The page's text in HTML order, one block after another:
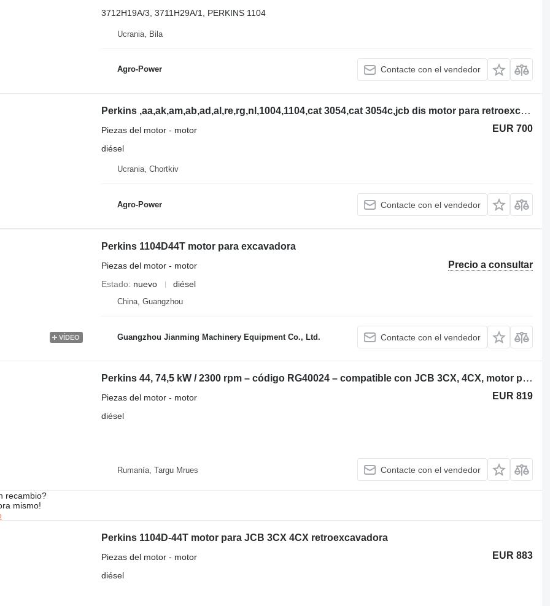
3712H19A/3, 3711H29A/1, PERKINS 1104
Ucrania, Bila
Agro-Power Contacte con el vendedor
Perkins ,aa,ak,am,ab,ad,al,re,rg,nl,1004,1104,cat 3054,cat 3054c,jcb dis motor para retroexcavadora
EUR 700
Piezas del motor - motor
diésel
Ucrania, Chortkiv
Agro-Power Contacte con el vendedor
VÍDEO
Perkins 1104D44T motor para excavadora
Precio a consultar
Piezas del motor - motor
Estado
nuevo diésel
China, Guangzhou
Guangzhou Jianming Machinery Equipment Co., Ltd. Contacte con el vendedor
Perkins 44, 74,5 kW / 2300 rpm – código RG40024 – compatible con JCB 3CX, 4CX, motor para JCB 3CX, 4CX retroexcavadora
EUR 819
Piezas del motor - motor
diésel
Rumanía, Targu Mrues Contacte con el vendedor
recambio?
mismo!
Perkins 1104D-44T motor para JCB 3CX 4CX retroexcavadora
EUR 883
Piezas del motor - motor
diésel